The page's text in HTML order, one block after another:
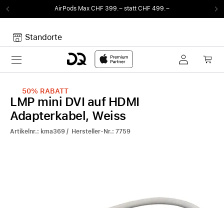
AirPods Max CHF 399.– statt CHF 499.–
Standorte
Toggle navigation
Noch keine Artikel im Warenkorb.
50% RABATT
LMP mini DVI auf HDMI
Adapterkabel, Weiss
Artikelnr.: kma369 / Hersteller-Nr.: 7759